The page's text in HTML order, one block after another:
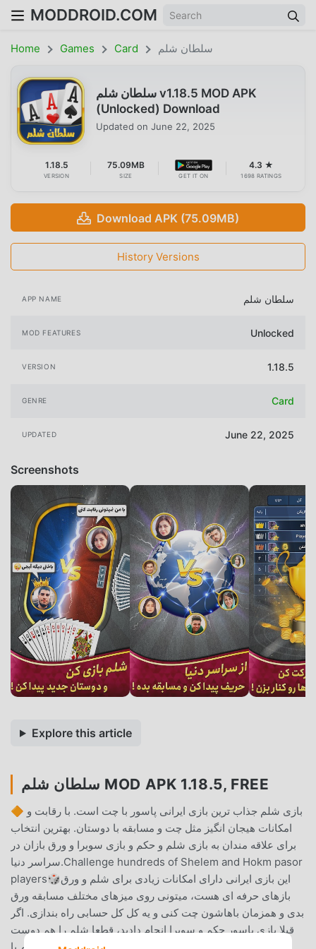
MODDROID.COM
Home Games Card سلطان شلم
سلطان شلم v1.18.5 MOD APK
(Unlocked) Download
Updated on June 22, 2025
1.18.5
VERSION
75.09MB
SIZE GET IT ON
4.3 ★
1698 RATINGS
Download APK (75.09MB)
History Versions
APP NAME سلطان شلم
MOD FEATURES Unlocked
VERSION 1.18.5
GENRE Card
UPDATED June 22, 2025
Screenshots
Explore this article
سلطان شلم MOD APK 1.18.5, FREE
🔶 بازی شلم جذاب ترین بازی ایرانی پاسور با چت است. با رقابت و
امکانات هیجان انگیز مثل چت و مسابقه با دوستان. بهترین انتخاب
برای علاقه مندان به بازی شلم و حکم و بازی سوبرا و ورق بازان در
سراسر دنیا.Challenge hundreds of Shelem and Hokm pasor
players🎲این بازی ایرانی دارای امکانات زیادی برای شلم و ورق
بازهای حرفه ای هست، میتونی روی میزهای مختلف مسابقه ورق
بدی و همزمان باهاشون چت کنی و یه کل کل حسابی راه بندازی. اگر
قبلا بازی پاسور حکم و سوبرا انجام دادید، قطعا شلم را هم دوست